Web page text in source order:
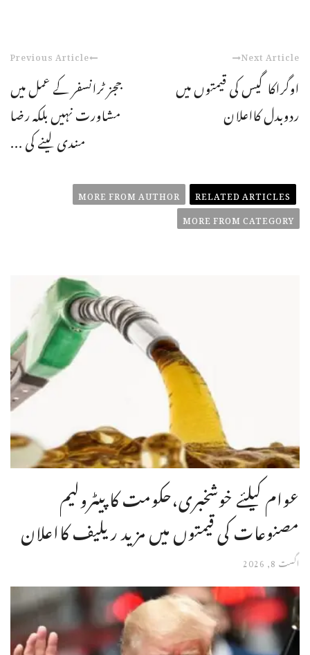
Previous Article
ججز ٹرانسفر کے عمل میں
مشاورت نہیں بلکہ رضا
مندی لینے کی ...
Next Article
اوگراکاگیس کی قیمتوں میں
ردوبدل کااعلان
RELATED ARTICLES
MORE FROM AUTHOR
MORE FROM CATEGORY
عوام کیلئے خوشخبری،حکومت کا پیٹرولیم
مصنوعات کی قیمتوں میں مزید ریلیف کااعلان
اگست 8, 2026